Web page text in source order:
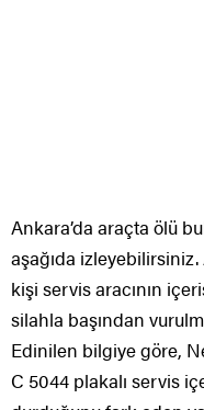
Ankara’da araçta ölü
aşağıda
kişi servis aracının
silahla başından
Edinilen bilgiye göre,
C 5044 plakalı servis